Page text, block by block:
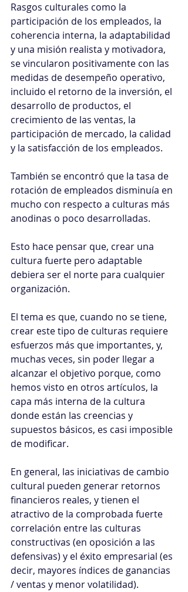
Rasgos culturales como la
participación de los empleados, la
coherencia interna, la adaptabilidad
y una misión realista y motivadora,
se vincularon positivamente con las
medidas de desempeño operativo,
incluido el retorno de la inversión, el
desarrollo de productos, el
crecimiento de las ventas, la
participación de mercado, la calidad
y la satisfacción de los empleados.
También se encontró que la tasa de
rotación de empleados disminuía en
mucho con respecto a culturas más
anodinas o poco desarrolladas.
Esto hace pensar que, crear una
cultura fuerte pero adaptable
debiera ser el norte para cualquier
organización.
El tema es que, cuando no se tiene,
crear este tipo de culturas requiere
esfuerzos más que importantes, y,
muchas veces, sin poder llegar a
alcanzar el objetivo porque, como
hemos visto en otros artículos, la
capa más interna de la cultura
donde están las creencias y
supuestos básicos, es casi imposible
de modificar.
En general, las iniciativas de cambio
cultural pueden generar retornos
financieros reales, y tienen el
atractivo de la comprobada fuerte
correlación entre las culturas
constructivas (en oposición a las
defensivas) y el éxito empresarial (es
decir, mayores índices de ganancias
/ ventas y menor volatilidad).